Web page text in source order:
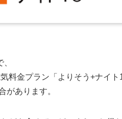
料金プラン「よりそう+ナイ
があります。